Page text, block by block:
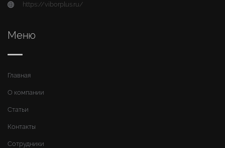
https://viborplus.ru/
Меню
Главная
О компании
Статьи
Контакты
Сотрудники